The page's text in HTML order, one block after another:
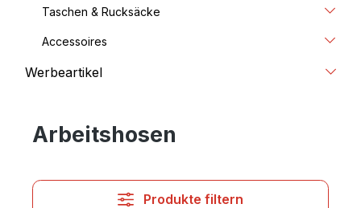
Taschen & Rucksäcke
Accessoires
Werbeartikel
Arbeitshosen
Produkte filtern